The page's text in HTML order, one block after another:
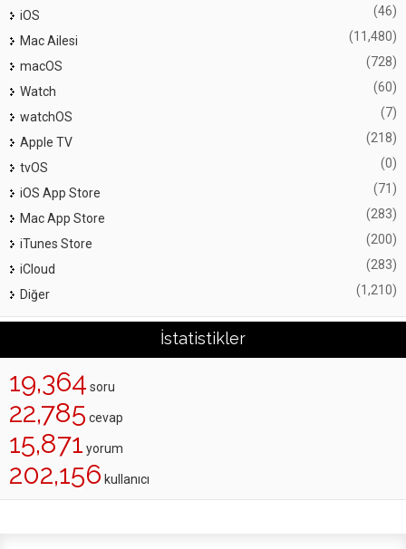
iOS (46)
Mac Ailesi (11,480)
macOS (728)
Watch (60)
watchOS (7)
Apple TV (218)
tvOS (0)
iOS App Store (71)
Mac App Store (283)
iTunes Store (200)
iCloud (283)
Diğer (1,210)
İstatistikler
19,364 soru
22,785 cevap
15,871 yorum
202,156 kullanıcı